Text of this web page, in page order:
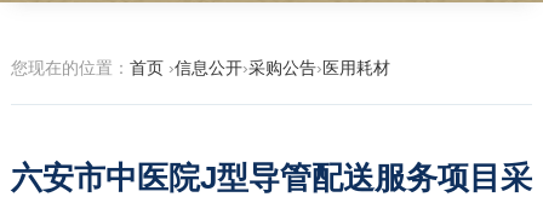
您现在的位置： 首页 ›信息公开›采购公告›医用耗材
六安市中医院J型导管配送服务项目采